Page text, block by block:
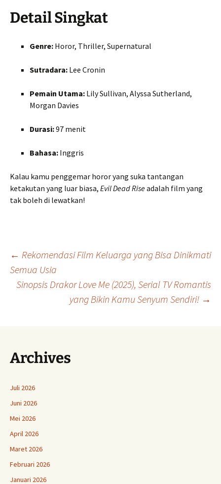
Detail Singkat
Genre: Horor, Thriller, Supernatural
Sutradara: Lee Cronin
Pemain Utama: Lily Sullivan, Alyssa Sutherland,
Morgan Davies
Durasi:97 menit
Bahasa: Inggris
Kalau kamu penggemar horor yang suka tantangan
ketakutan yang luar biasa, Evil Dead Riseadalah film yang
tak boleh di lewatkan!
Navigasi
Tulisan
← Rekomendasi Film Keluarga yang Bisa Dinikmati
Semua Usia
Sinopsis Drakor Love Me (2025), Serial TV Romantis
yang Bikin Kamu Senyum Sendiri! →
Archives
Juli 2026
Juni 2026
Mei 2026
April 2026
Maret 2026
Februari 2026
Januari 2026